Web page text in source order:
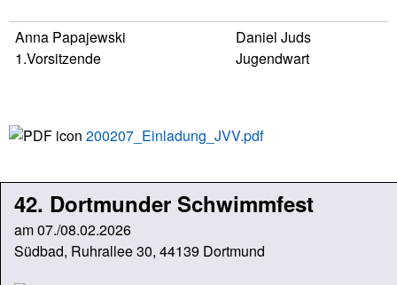
Anna Papajewski
1.Vorsitzende
Daniel Juds
Jugendwart
200207_Einladung_JVV.pdf
42. Dortmunder Schwimmfest
am 07./08.02.2026
Südbad, Ruhrallee 30, 44139 Dortmund